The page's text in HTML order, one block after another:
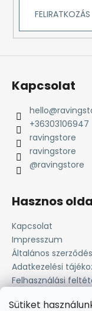
Sütiket
FELIRATKOZÁS
Kapcsolat
hello@
+36303106947
ravingstore
ravingstore
@ravingstore
Hasznos
Kapcsolat
Impresszum
Általános
Adatkezelési
Felhasználási
Fizetési lehetőség